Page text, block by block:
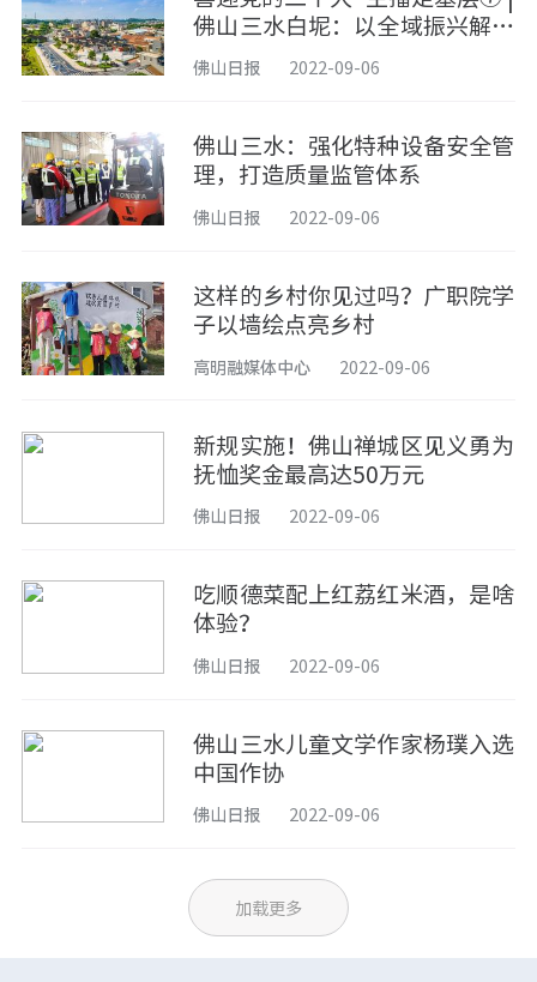
佛山三水白坭：以全域振兴解锁
佛山日报 2022-09-06
佛山三水：强化特种设备安全管
理，打造质量监管体系
佛山日报 2022-09-06
这样的乡村你见过吗？广职院学
子以墙绘点亮乡村
高明融媒体中心 2022-09-06
新规实施！佛山禅城区见义勇为
抚恤奖金最高达50万元
佛山日报 2022-09-06
吃顺德菜配上红荔红米酒，是啥
体验？
佛山日报 2022-09-06
佛山三水儿童文学作家杨璞入选
中国作协
佛山日报 2022-09-06
加载更多